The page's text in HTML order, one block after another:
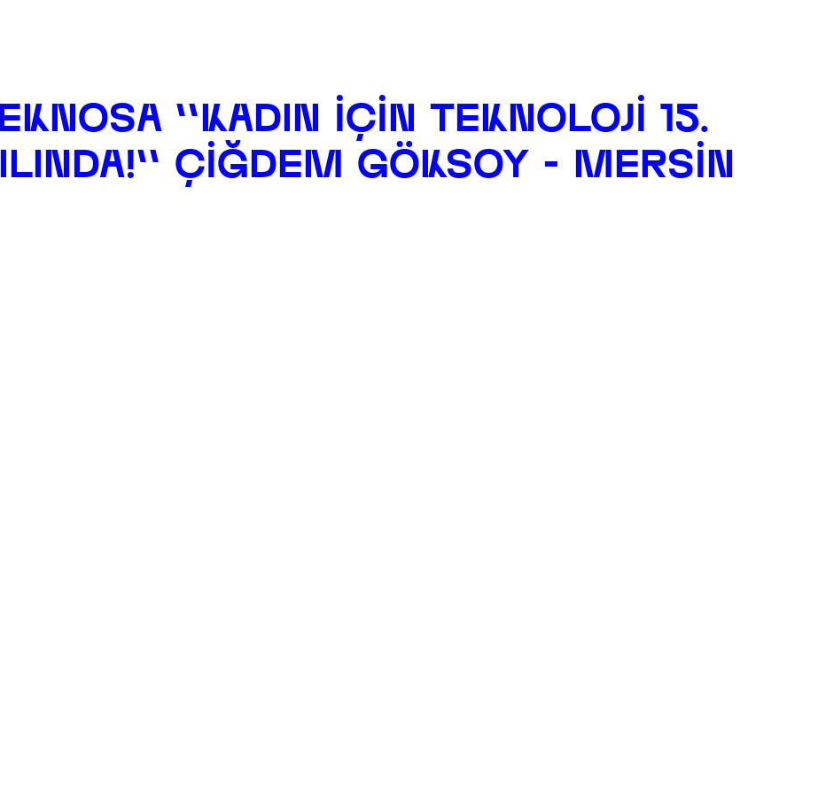
''KADIN IÇIN TEKNOLOJI 15.
ÇIĞDEM GÖKSOY - MERSIN